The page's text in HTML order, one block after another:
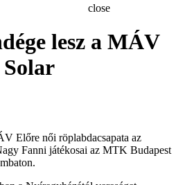
close
lesz a MÁV
Előre női röplabdacsapata az
Fanni játékosai az MTK Budapest